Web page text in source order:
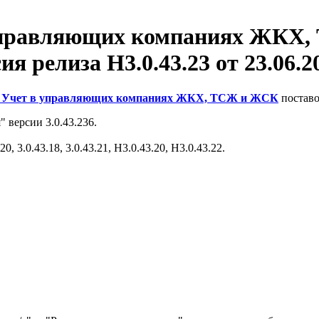
компаниях
релиза Н3.0.43.23 от
в управляющих компаниях ЖКХ, ТСЖ и ЖСК
версии 3.0.43.236.
3.0.43.18, 3.0.43.21, Н3.0.43.20, Н3.0.43.22.